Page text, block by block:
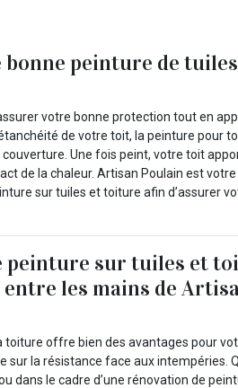
bonne peinture de
votre bonne protection tout en
de votre toit, la peinture pour
Une fois peint, votre toit
de la chaleur. Artisan Poulain est
sur tuiles et toiture afin d’assurer
peinture sur tuiles et
entre les mains de
toiture offre bien des avantages pour
sur la résistance face aux intempéries.
dans le cadre d’une rénovation de